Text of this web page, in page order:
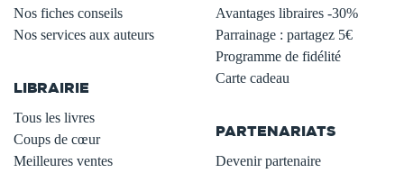
Nos fiches conseils
Nos services aux auteurs
LIBRAIRIE
Tous les livres
Coups de cœur
Meilleures ventes
Avantages libraires -30%
Parrainage : partagez 5€
Programme de fidélité
Carte cadeau
PARTENARIATS
Devenir partenaire